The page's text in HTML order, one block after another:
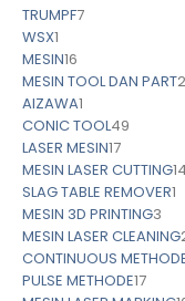
TRUMPF7
WSX1
MESIN16
MESIN TOOL DAN PART
AIZAWA1
CONIC TOOL49
LASER MESIN17
MESIN LASER CUTTING14
SLAG TABLE REMOVER1
MESIN 3D PRINTING3
MESIN LASER CLEANING
CONTINUOUS
PULSE METHODE17